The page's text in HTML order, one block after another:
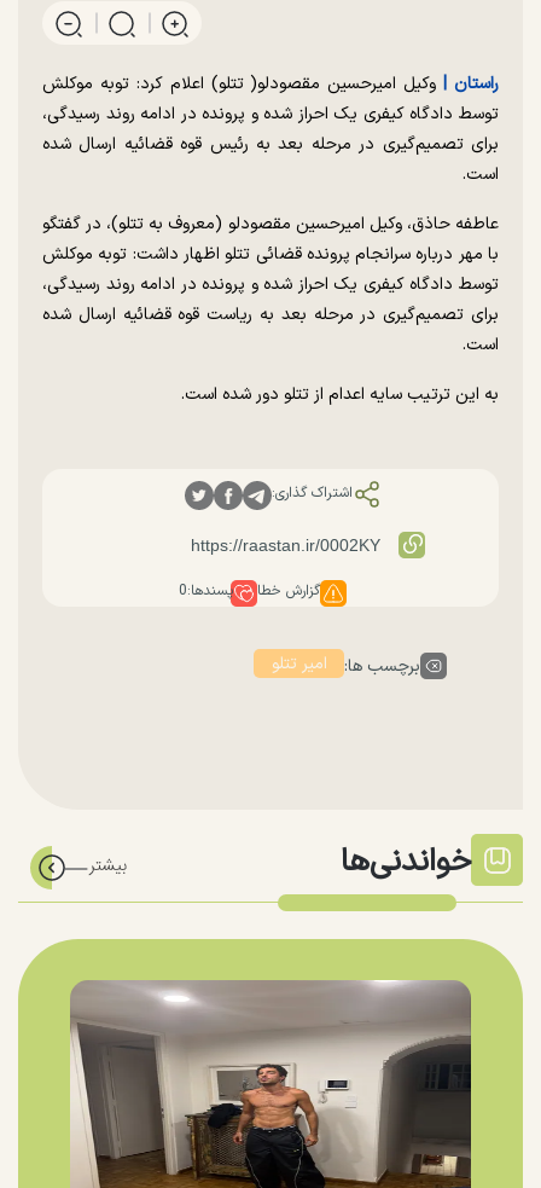
راستان |وکیل امیرحسین مقصودلو( تتلو) اعلام کرد: توبه موکلش
توسط دادگاه کیفری یک احراز شده و پرونده در ادامه روند رسیدگی،
برای تصمیم‌گیری در مرحله بعد به رئیس قوه قضائیه ارسال شده
است.
عاطفه حاذق، وکیل امیرحسین مقصودلو (معروف به تتلو)، در گفتگو
با مهر درباره سرانجام پرونده قضائی تتلو اظهار داشت: توبه موکلش
توسط دادگاه کیفری یک احراز شده و پرونده در ادامه روند رسیدگی،
برای تصمیم‌گیری در مرحله بعد به ریاست قوه قضائیه ارسال شده
است.
به این ترتیب سایه اعدام از تتلو دور شده است.
اشتراک گذاری:
گزارش خطا پسندها:0
برچسب ها: امیر تتلو
خواندنی‌ها